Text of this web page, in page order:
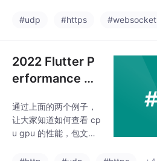
意。
#udp #https #websocket
2022 Flutter P
erformance 性
Tools
通过上面的两个例子，
让大家知道如何查看 cp
u gpu 的性能，包文件